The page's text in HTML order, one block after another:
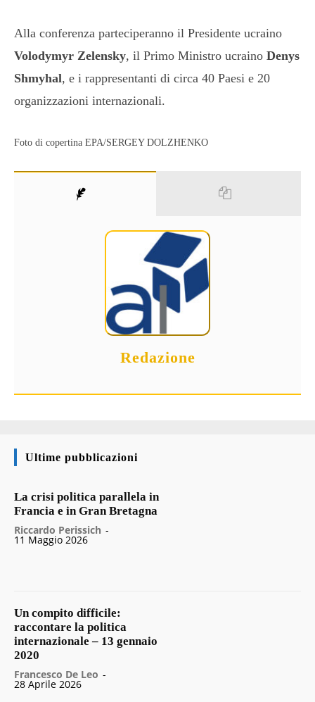
Alla conferenza parteciperanno il Presidente ucraino
Volodymyr Zelensky, il Primo Ministro ucraino Denys
Shmyhal, e i rappresentanti di circa 40 Paesi e 20
organizzazioni internazionali.
Foto di copertina EPA/SERGEY DOLZHENKO
Redazione
Ultime pubblicazioni
La crisi politica parallela in
Francia e in Gran Bretagna
Riccardo Perissich -
11 Maggio 2026
Un compito difficile:
raccontare la politica
internazionale – 13 gennaio
2020
Francesco De Leo -
28 Aprile 2026